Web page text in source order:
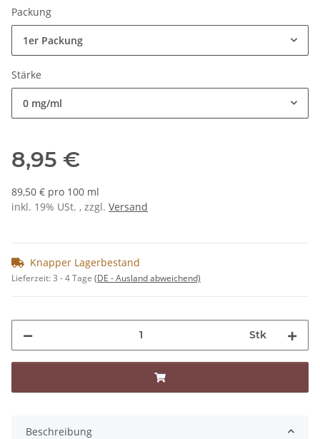
Packung
1er Packung
Stärke
0 mg/ml
8,95 €
89,50 € pro 100 ml
inkl. 19% USt. , zzgl. Versand
Knapper Lagerbestand
Lieferzeit:3 - 4 Tage (DE - Ausland abweichend)
Stk
Beschreibung